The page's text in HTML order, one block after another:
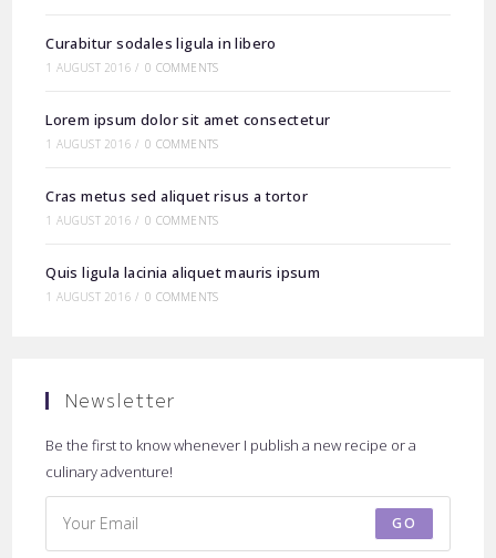
Curabitur sodales ligula in libero
1 AUGUST 2016 / 0 COMMENTS
Lorem ipsum dolor sit amet consectetur
1 AUGUST 2016 / 0 COMMENTS
Cras metus sed aliquet risus a tortor
1 AUGUST 2016 / 0 COMMENTS
Quis ligula lacinia aliquet mauris ipsum
1 AUGUST 2016 / 0 COMMENTS
Newsletter
Be the first to know whenever I publish a new recipe or a
culinary adventure!
GO